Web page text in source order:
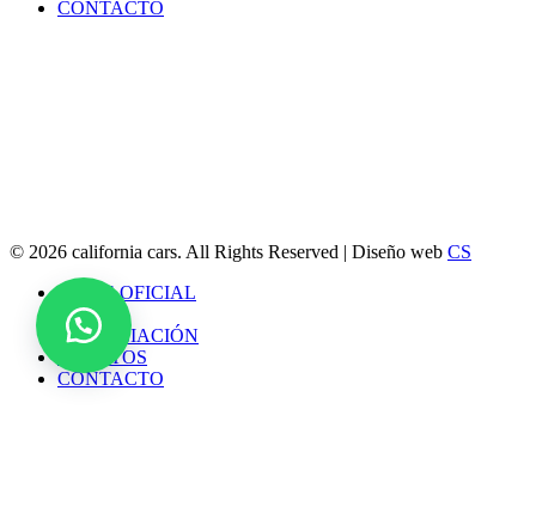
CONTACTO
© 2026 california cars. All Rights Reserved | Diseño web CS
Close
Menu
HOME OFICIAL
TIENDA
FINANCIACIÓN
EVENTOS
CONTACTO